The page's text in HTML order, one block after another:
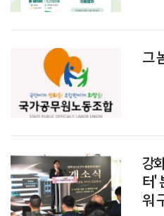
그
강
터'
워